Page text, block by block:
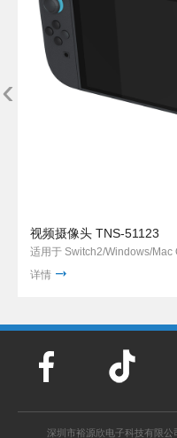
视频摄像头 TNS-51123
适用于 Switch2/Windows/Mac
详情
‹
深圳市裕源欣电子科技有限